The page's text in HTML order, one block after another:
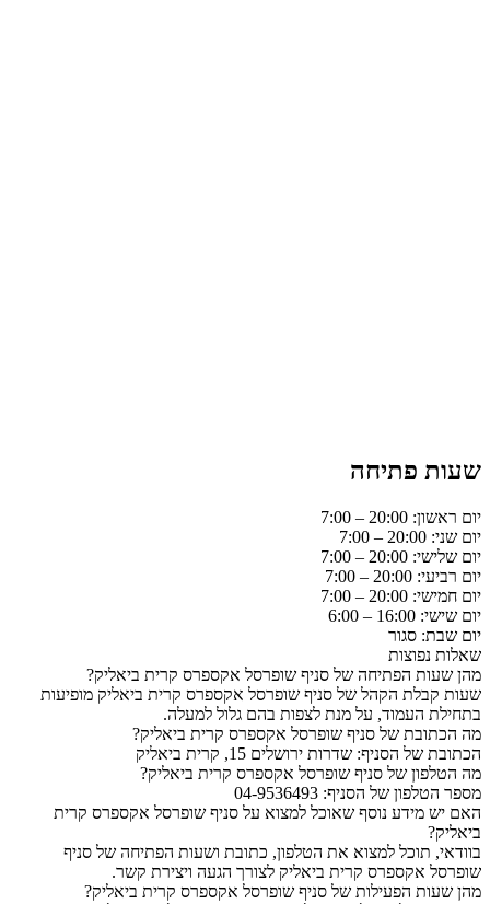
שעות פתיחה
יום ראשון: 20:00 – 7:00
יום שני: 20:00 – 7:00
יום שלישי: 20:00 – 7:00
יום רביעי: 20:00 – 7:00
יום חמישי: 20:00 – 7:00
יום שישי: 16:00 – 6:00
יום שבת: סגור
שאלות נפוצות
מהן שעות הפתיחה של סניף שופרסל אקספרס קרית ביאליק?
שעות קבלת הקהל של סניף שופרסל אקספרס קרית ביאליק מופיעות
בתחילת העמוד, על מנת לצפות בהם גלול למעלה.
מה הכתובת של סניף שופרסל אקספרס קרית ביאליק?
הכתובת של הסניף: שדרות ירושלים 15, קרית ביאליק
מה הטלפון של סניף שופרסל אקספרס קרית ביאליק?
מספר הטלפון של הסניף: 04-9536493
האם יש מידע נוסף שאוכל למצוא על סניף שופרסל אקספרס קרית
ביאליק?
בוודאי, תוכל למצוא את הטלפון, כתובת ושעות הפתיחה של סניף
שופרסל אקספרס קרית ביאליק לצורך הגעה ויצירת קשר.
מהן שעות הפעילות של סניף שופרסל אקספרס קרית ביאליק?